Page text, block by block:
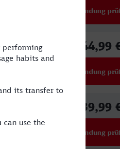
Verbindung
44,99
Verbindung
39,99
Verbindung